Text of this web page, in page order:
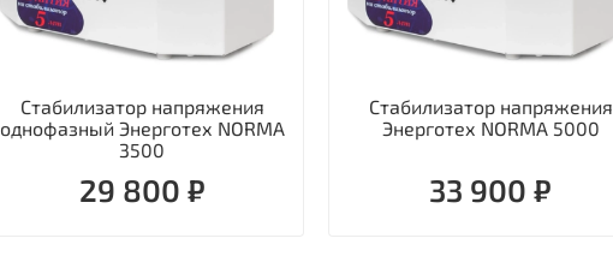
Стабилизатор напряжения
однофазный Энерготех NORMA
3500
29 800 ₽
Стабилизатор напряжения
Энерготех NORMA 5000
33 900 ₽